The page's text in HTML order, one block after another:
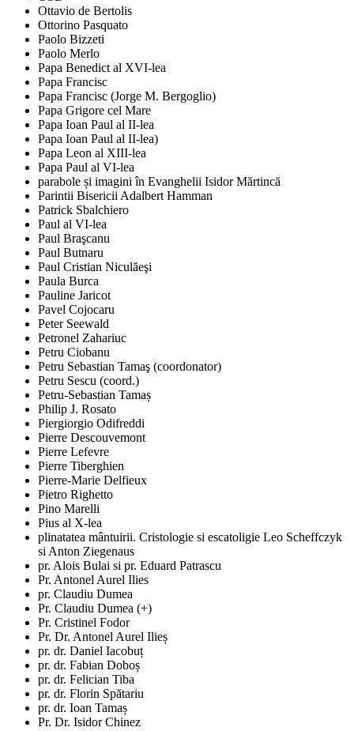
Ottavio de Bertolis
Ottorino Pasquato
Paolo Bizzeti
Paolo Merlo
Papa Benedict al XVI-lea
Papa Francisc
Papa Francisc (Jorge M. Bergoglio)
Papa Grigore cel Mare
Papa Ioan Paul al II-lea
Papa Ioan Paul al II-lea)
Papa Leon al XIII-lea
Papa Paul al VI-lea
parabole și imagini în Evanghelii Isidor Mărtincă
Parintii Bisericii Adalbert Hamman
Patrick Sbalchiero
Paul al VI-lea
Paul Braşcanu
Paul Butnaru
Paul Cristian Niculăeşi
Paula Burca
Pauline Jaricot
Pavel Cojocaru
Peter Seewald
Petronel Zahariuc
Petru Ciobanu
Petru Sebastian Tamaş (coordonator)
Petru Sescu (coord.)
Petru-Sebastian Tamaș
Philip J. Rosato
Piergiorgio Odifreddi
Pierre Descouvemont
Pierre Lefevre
Pierre Tiberghien
Pierre-Marie Delfieux
Pietro Righetto
Pino Marelli
Pius al X-lea
plinatatea mântuirii. Cristologie si escatoligie Leo Scheffczyk
si Anton Ziegenaus
pr. Alois Bulai si pr. Eduard Patrascu
Pr. Antonel Aurel Ilies
pr. Claudiu Dumea
Pr. Claudiu Dumea (+)
Pr. Cristinel Fodor
Pr. Dr. Antonel Aurel Ilieș
pr. dr. Daniel Iacobuț
pr. dr. Fabian Doboș
pr. dr. Felician Tiba
pr. dr. Florin Spătariu
pr. dr. Ioan Tamaș
Pr. Dr. Isidor Chinez